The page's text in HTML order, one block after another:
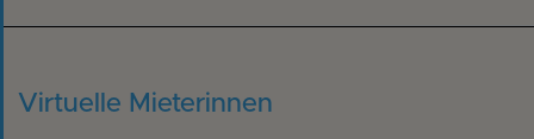
Virtuelle Mieterinnen